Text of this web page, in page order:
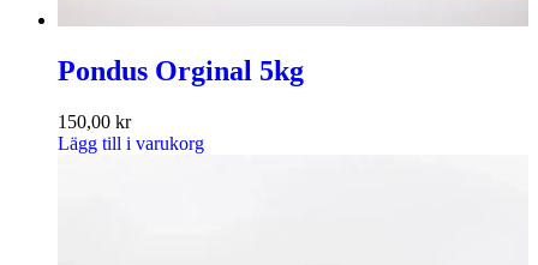
Pondus Orginal 5kg
150,00 kr
Lägg till i varukorg